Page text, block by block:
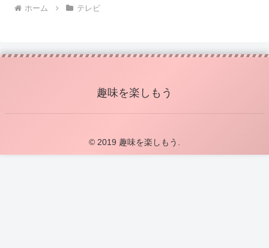
ホーム テレビ
趣味を楽しもう
© 2019 趣味を楽しもう.